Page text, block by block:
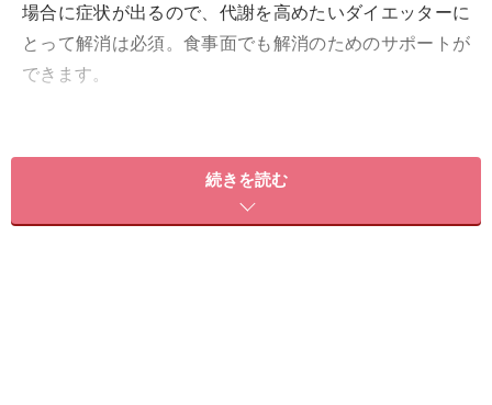
場合に症状が出るので、代謝を高めたいダイエッターに
とって解消は必須。食事面でも解消のためのサポートが
できます。
基礎代謝量がアップするので、太りにくい体質づくりに
容がとても重要になってきます。
続きを読む